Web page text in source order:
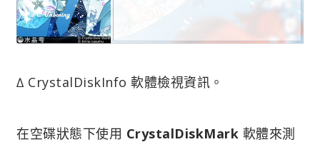
∆ CrystalDiskInfo 軟體檢視資訊。
在空碟狀態下使用 CrystalDiskMark 軟體來測